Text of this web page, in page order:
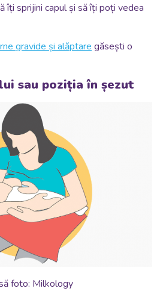
îți sprijini capul și să îți poți vedea
gravide și alăptare găsești o
sau poziția în șezut
foto: Milkology